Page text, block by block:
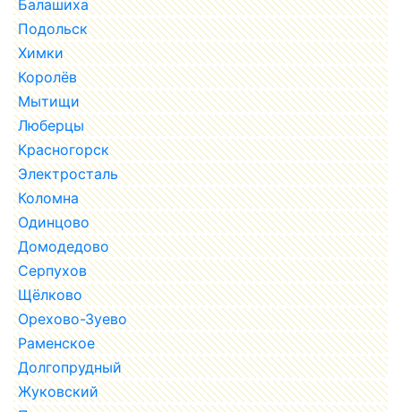
Балашиха
Подольск
Химки
Королёв
Мытищи
Люберцы
Красногорск
Электросталь
Коломна
Одинцово
Домодедово
Серпухов
Щёлково
Орехово-Зуево
Раменское
Долгопрудный
Жуковский